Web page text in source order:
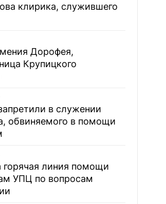
клирика, служившего
Дорофея,
Крупицкого
в служении
обвиняемого в помощи
горячая линия помощи
УПЦ по вопросам